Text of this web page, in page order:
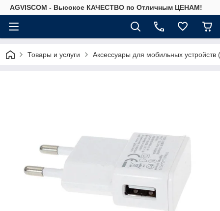
AGVISCOM - Высокое КАЧЕСТВО по Отличным ЦЕНАМ!
Товары и услуги Аксессуары для мобильных